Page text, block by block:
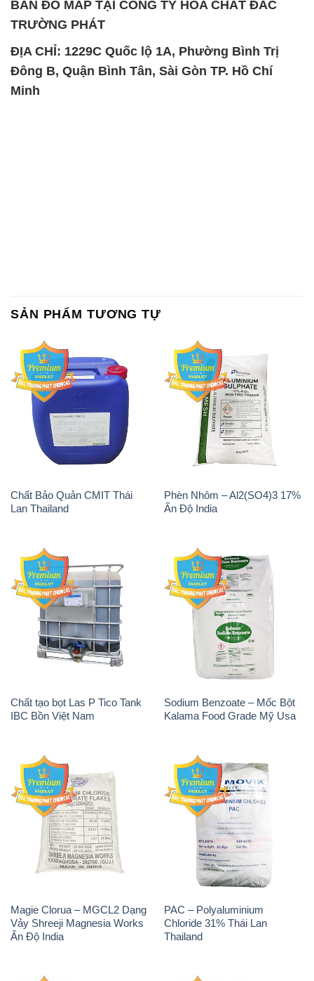
Minh
Chất Bảo Quản CMIT Thái
Lan Thailand
Phèn Nhôm – Al2(SO4)3 17%
Ấn Độ India
Chất tạo bọt Las P Tico Tank
IBC Bồn Việt Nam
Sodium Benzoate – Mốc Bột
Kalama Food Grade Mỹ Usa
Magie Clorua – MGCL2 Dạng
Vảy Shreeji Magnesia Works
Ấn Độ India
PAC – Polyaluminium
Chloride 31% Thái Lan
Thailand